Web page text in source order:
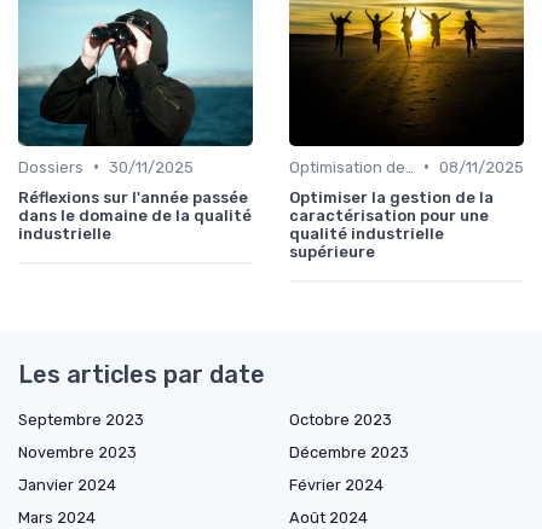
Dossiers • 30/11/2025
Réflexions sur l'année passée
dans le domaine de la qualité
industrielle
• 08/11/2025
Optimiser la gestion de la
caractérisation pour une
qualité industrielle
supérieure
Les articles par date
Septembre 2023
Octobre 2023
Novembre 2023
Décembre 2023
Janvier 2024
Février 2024
Mars 2024
Août 2024